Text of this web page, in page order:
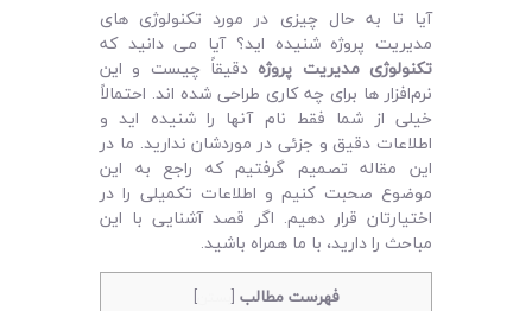
آیا تا به حال چیزی در مورد تکنولوژی ‌‌های
مدیریت پروژه شنیده‌ اید؟ آیا می‌ دانید که
تکنولوژی مدیریت پروژه دقیقاً چیست و این
نرم‌افزار ها برای چه کاری طراحی شده‌ اند. احتمالاً
خیلی از شما فقط نام آنها را شنیده‌ اید و
اطلاعات دقیق و جزئی در موردشان ندارید. ما در
این مقاله تصمیم گرفتیم که راجع به این
موضوع صحبت کنیم و اطلاعات تکمیلی را در
اختیارتان قرار دهیم. اگر قصد آشنایی با این
مباحث را دارید، با ما همراه باشید.
فهرست مطالب [بستن]